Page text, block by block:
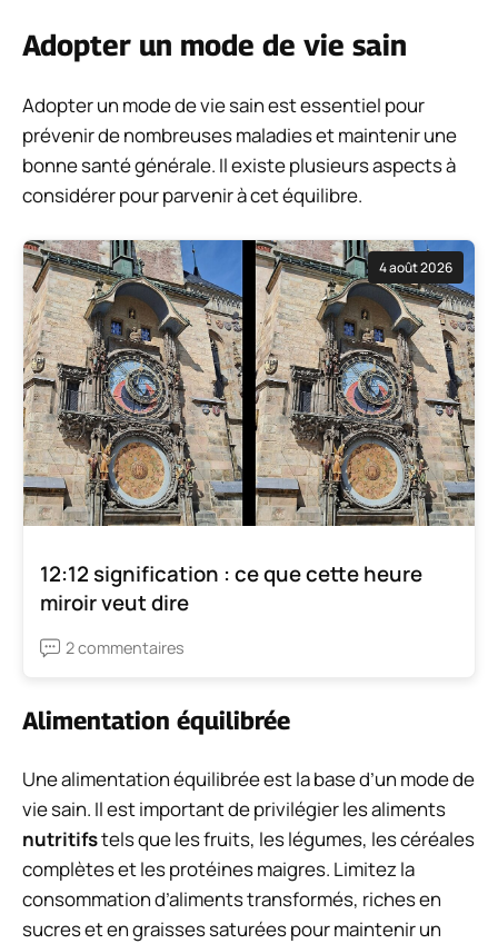
Adopter un mode de vie sain
Adopter un mode de vie sain est essentiel pour
prévenir de nombreuses maladies et maintenir une
bonne santé générale. Il existe plusieurs aspects à
considérer pour parvenir à cet équilibre.
4 août 2026
12:12 signification : ce que cette heure
miroir veut dire
2 commentaires
Alimentation équilibrée
Une alimentation équilibrée est la base d’un mode de
vie sain. Il est important de privilégier les aliments
nutritifstels que les fruits, les légumes, les céréales
complètes et les protéines maigres. Limitez la
consommation d’aliments transformés, riches en
sucres et en graisses saturées pour maintenir un